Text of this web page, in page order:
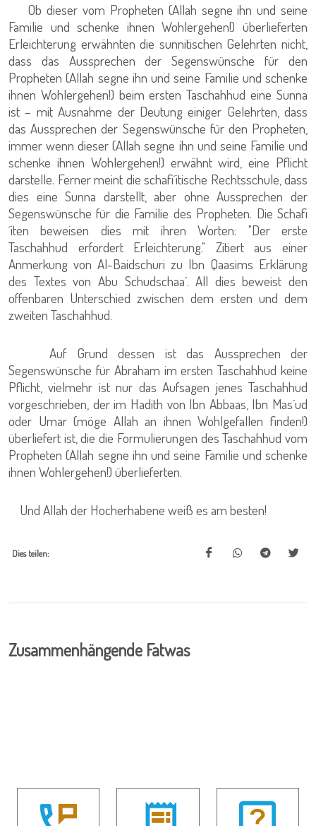
Ob dieser vom Propheten (Allah segne ihn und seine
Familie und schenke ihnen Wohlergehen!) überlieferten
Erleichterung erwähnten die sunnitischen Gelehrten nicht,
dass das Aussprechen der Segenswünsche für den
Propheten (Allah segne ihn und seine Familie und schenke
ihnen Wohlergehen!) beim ersten Taschahhud eine Sunna
ist – mit Ausnahme der Deutung einiger Gelehrten, dass
das Aussprechen der Segenswünsche für den Propheten,
immer wenn dieser (Allah segne ihn und seine Familie und
schenke ihnen Wohlergehen!) erwähnt wird, eine Pflicht
darstelle. Ferner meint die schafi´itische Rechtsschule, dass
dies eine Sunna darstellt, aber ohne Aussprechen der
Segenswünsche für die Familie des Propheten. Die Schafi
´iten beweisen dies mit ihren Worten: "Der erste
Taschahhud erfordert Erleichterung." Zitiert aus einer
Anmerkung von Al-Baidschuri zu Ibn Qaasims Erklärung
des Textes von Abu Schudschaa´. All dies beweist den
offenbaren Unterschied zwischen dem ersten und dem
zweiten Taschahhud.
Auf Grund dessen ist das Aussprechen der
Segenswünsche für Abraham im ersten Taschahhud keine
Pflicht, vielmehr ist nur das Aufsagen jenes Taschahhud
vorgeschrieben, der im Hadith von Ibn Abbaas, Ibn Mas´ud
oder Umar (möge Allah an ihnen Wohlgefallen finden!)
überliefert ist, die die Formulierungen des Taschahhud vom
Propheten (Allah segne ihn und seine Familie und schenke
ihnen Wohlergehen!) überlieferten.
Und Allah der Hocherhabene weiß es am besten!
Dies teilen:
Zusammenhängende Fatwas